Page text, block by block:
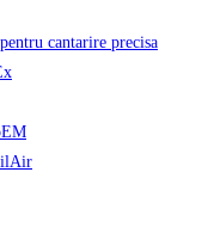
cantarire precisa